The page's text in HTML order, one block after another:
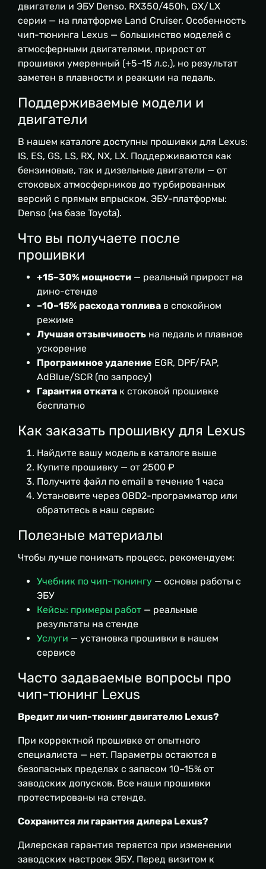
двигатели и ЭБУ Denso. RX350/450h, GX/LX
серии — на платформе Land Cruiser. Особенность
чип-тюнинга Lexus — большинство моделей с
атмосферными двигателями, прирост от
прошивки умеренный (+5–15 л.с.), но результат
заметен в плавности и реакции на педаль.
Поддерживаемые модели и
двигатели
В нашем каталоге доступны прошивки для Lexus:
IS, ES, GS, LS, RX, NX, LX. Поддерживаются как
бензиновые, так и дизельные двигатели — от
стоковых атмосферников до турбированных
версий с прямым впрыском. ЭБУ-платформы:
Denso (на базе Toyota).
Что вы получаете после
прошивки
+15–30% мощности — реальный прирост на
дино-стенде
–10–15% расхода топлива в спокойном
режиме
Лучшая отзывчивость на педаль и плавное
ускорение
Программное удаление EGR, DPF/FAP,
AdBlue/SCR (по запросу)
Гарантия отката к стоковой прошивке
бесплатно
Как заказать прошивку для Lexus
Найдите вашу модель в каталоге выше
Купите прошивку — от 2500 ₽
Получите файл по email в течение 1 часа
Установите через OBD2-программатор или
обратитесь в наш сервис
Полезные материалы
Чтобы лучше понимать процесс, рекомендуем:
Учебник по чип-тюнингу — основы работы с
ЭБУ
Кейсы: примеры работ — реальные
результаты на стенде
Услуги — установка прошивки в нашем
сервисе
Часто задаваемые вопросы про
чип-тюнинг Lexus
Вредит ли чип-тюнинг двигателю Lexus?
При корректной прошивке от опытного
специалиста — нет. Параметры остаются в
безопасных пределах с запасом 10–15% от
заводских допусков. Все наши прошивки
протестированы на стенде.
Сохранится ли гарантия дилера Lexus?
Дилерская гарантия теряется при изменении
заводских настроек ЭБУ. Перед визитом к